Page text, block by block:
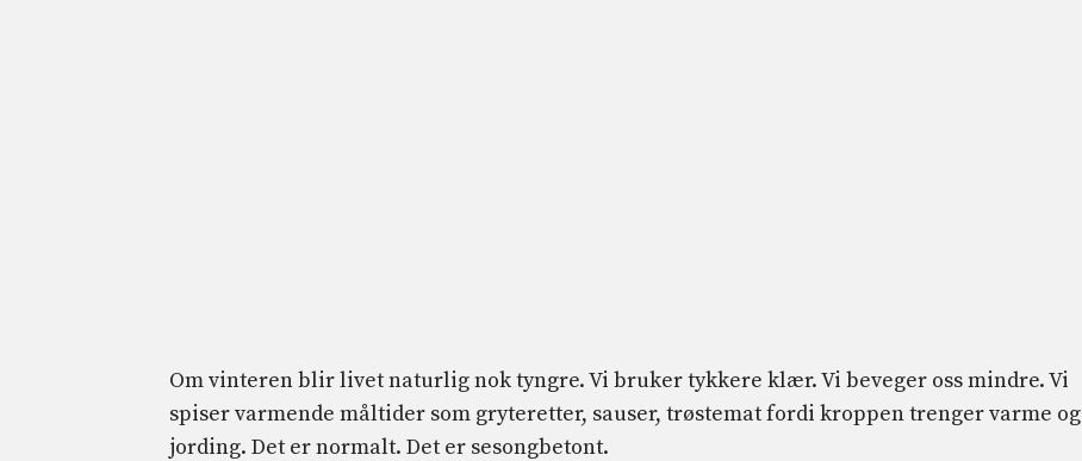
Om vinteren blir livet naturlig nok tyngre. Vi bruker tykkere klær. Vi beveger oss mindre. Vi
spiser varmende måltider som gryteretter, sauser, trøstemat fordi kroppen trenger varme og
jording. Det er normalt. Det er sesongbetont.